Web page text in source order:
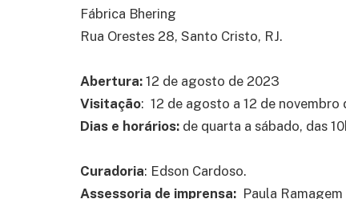
Fábrica Bhering
Rua Orestes 28, Santo Cristo, RJ.
Abertura: 12 de agosto de 2023
Visitação: 12 de agosto a 12 de novembro
Dias e horários: de quarta a sábado, das
Curadoria: Edson Cardoso.
Assessoria de imprensa: Paula Ramagem